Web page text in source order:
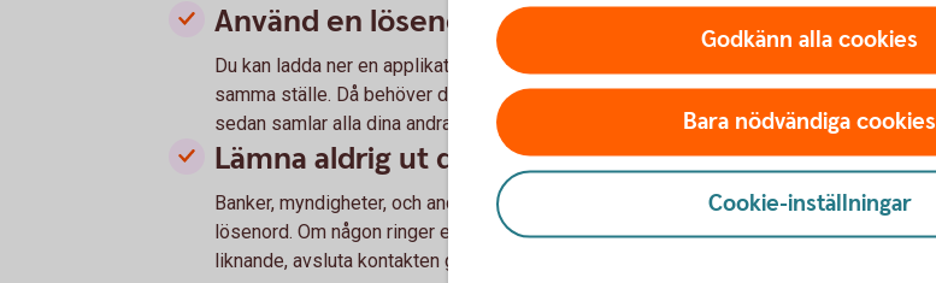
Använd en lösenordshanterare
Du kan ladda ner en applikation till din mobil som lagrar alla dina lösenord på ett och
samma ställe. Då behöver du bara ett starkt lösenord för att komma in appen där du
sedan samlar alla dina andra lösenord.
Lämna aldrig ut dina lösenord
Banker, myndigheter, och andra seriösa företag kommer aldrig att be dig lämna ut dina
lösenord. Om någon ringer eller mejlar dig och ber om lösenord, Mobila BankID eller
liknande, avsluta kontakten genast.
Godkänn alla cookies
Bara nödvändiga cookies
Cookie-inställningar